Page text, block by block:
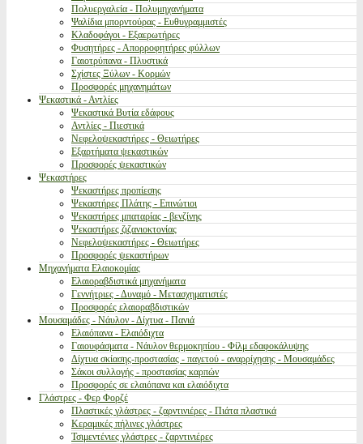
Πολυεργαλεία - Πολυμηχανήματα
Ψαλίδια μπορντούρας - Ευθυγραμμιστές
Κλαδοφάγοι - Εξαερωτήρες
Φυσητήρες - Απορροφητήρες φύλλων
Γαιοτρύπανα - Πλυστικά
Σχίστες Ξύλων - Κορμών
Προσφορές μηχανημάτων
Ψεκαστικά - Αντλίες
Ψεκαστικά Βυτία εδάφους
Αντλίες - Πιεστικά
Νεφελοψεκαστήρες - Θειωτήρες
Εξαρτήματα ψεκαστικών
Προσφορές ψεκαστικών
Ψεκαστήρες
Ψεκαστήρες προπίεσης
Ψεκαστήρες Πλάτης - Επινώτιοι
Ψεκαστήρες μπαταρίας - βενζίνης
Ψεκαστήρες ζιζανιοκτονίας
Νεφελοψεκαστήρες - Θειωτήρες
Προσφορές ψεκαστήρων
Μηχανήματα Ελαιοκομίας
Ελαιοραβδιστικά μηχανήματα
Γεννήτριες - Δυναμό - Μετασχηματιστές
Προσφορές ελαιοραβδιστικών
Μουσαμάδες - Νάυλον - Δίχτυα - Πανιά
Ελαιόπανα - Ελαιόδιχτα
Γαιουφάσματα - Νάυλον θερμοκηπίου - Φίλμ εδαφοκάλυψης
Δίχτυα σκίασης-προστασίας - παγετού - αναρρίχησης - Μουσαμάδες
Σάκοι συλλογής - προστασίας καρπών
Προσφορές σε ελαιόπανα και ελαιόδιχτα
Γλάστρες - Φερ Φορζέ
Πλαστικές γλάστρες - ζαρντινιέρες - Πιάτα πλαστικά
Κεραμικές πήλινες γλάστρες
Τσιμεντένιες γλάστρες - ζαρντινιέρες